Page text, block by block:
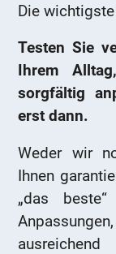
Die
Testen Sie
Ihrem
sorgfältig
erst dann.
Weder wir
Ihnen
„das